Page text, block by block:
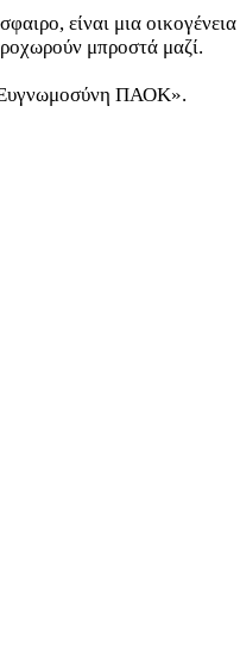
είναι μια
μπροστά μαζί.
Ευγνωμοσύνη ΠΑΟΚ».